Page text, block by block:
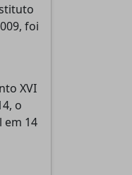
foi
XVI
o
em 14